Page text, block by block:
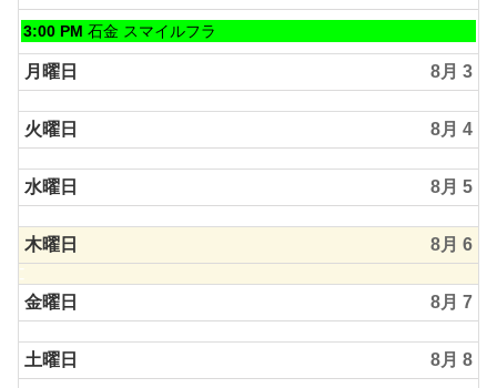
8
月
1st
2026
日
曜
日,
8
月
2nd
2026
3:00 PM 石金 スマイルフラ
月曜日 8月 3
火曜日 8月 4
水曜日 8月 5
木曜日 8月 6
金曜日 8月 7
土曜日 8月 8